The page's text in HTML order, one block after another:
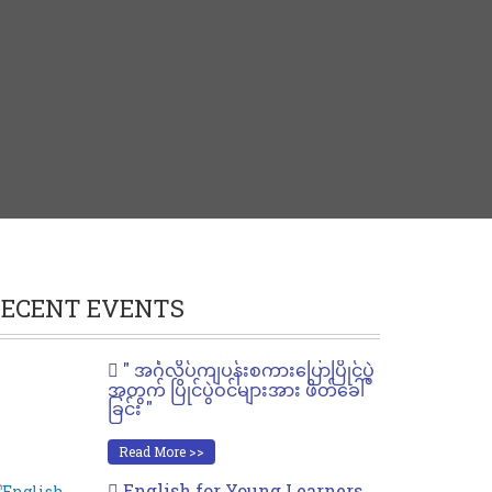
EVENTS
" အင်္ဂလိပ်ကျပန်းစကားပြောပြိုင်ပွဲ
အတွက် ပြိုင်ပွဲဝင်များအား ဖိတ်ခေါ်
ခြင်း "
Read More >>